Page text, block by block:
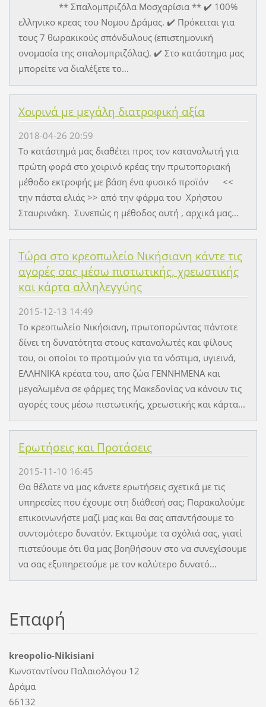
** Σπαλομπριζόλα Μοσχαρίσια ** ✔️ 100%
ελληνικο κρεας του Νομου Δράμας. ✔️ Πρόκειται για
τους 7 θωρακικούς σπόνδυλους (επιστημονική
ονομασία της σπαλομπριζόλας). ✔️ Στο κατάστημα μας
μπορείτε να διαλέξετε το...
Χοιρινά με μεγάλη διατροφική αξία
2018-04-26 20:59
Το κατάστημά μας διαθέτει προς τον καταναλωτή για
πρώτη φορά στο χοιρινό κρέας την πρωτοποριακή
μέθοδο εκτροφής με βάση ένα φυσικό προϊόν <<
την πάστα ελιάς >> από την φάρμα του Χρήστου
Σταυρινάκη. Συνεπώς η μέθοδος αυτή , αρχικά μας...
Τώρα στο κρεοπωλείο Νικήσιανη κάντε τις
αγορές σας μέσω πιστωτικής, χρεωστικής
και κάρτα αλληλεγγύης
2015-12-13 14:49
Το κρεοπωλείο Νικήσιανη, πρωτοπορώντας πάντοτε
δίνει τη δυνατότητα στους καταναλωτές και φίλους
του, οι οποίοι το προτιμούν για τα νόστιμα, υγιεινά,
ΕΛΛΗΝΙΚΑ κρέατα του, απο ζώα ΓΕΝΝΗΜΕΝΑ και
μεγαλωμένα σε φάρμες της Μακεδονίας να κάνουν τις
αγορές τους μέσω πιστωτικής, χρεωστικής και κάρτα...
Ερωτήσεις και Προτάσεις
2015-11-10 16:45
Θα θέλατε να μας κάνετε ερωτήσεις σχετικά με τις
υπηρεσίες που έχουμε στη διάθεσή σας; Παρακαλούμε
επικοινωνήστε μαζί μας και θα σας απαντήσουμε το
συντομότερο δυνατόν. Εκτιμούμε τα σχόλιά σας, γιατί
πιστεύουμε ότι θα μας βοηθήσουν στο να συνεχίσουμε
να σας εξυπηρετούμε με τον καλύτερο δυνατό...
Επαφή
kreopolio-Nikisiani
Κωνσταντίνου Παλαιολόγου 12
Δράμα
66132